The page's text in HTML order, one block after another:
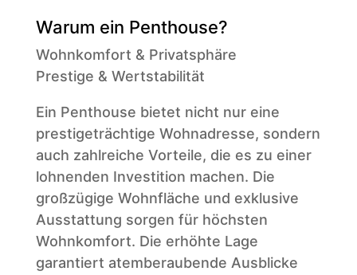
Warum ein Penthouse?
Wohnkomfort & Privatsphäre
Prestige & Wertstabilität
Ein Penthouse bietet nicht nur eine
prestigeträchtige Wohnadresse, sondern
auch zahlreiche Vorteile, die es zu einer
lohnenden Investition machen. Die
großzügige Wohnfläche und exklusive
Ausstattung sorgen für höchsten
Wohnkomfort. Die erhöhte Lage
garantiert atemberaubende Ausblicke